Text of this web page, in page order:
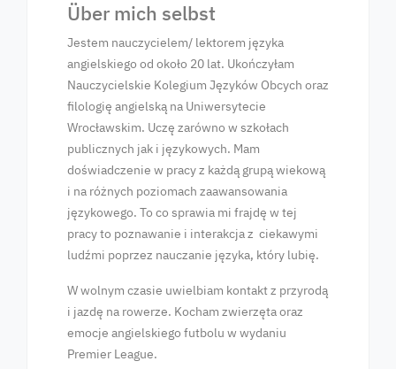
Über mich selbst
Jestem nauczycielem/ lektorem języka
angielskiego od około 20 lat. Ukończyłam
Nauczycielskie Kolegium Języków Obcych oraz
filologię angielską na Uniwersytecie
Wrocławskim. Uczę zarówno w szkołach
publicznych jak i językowych. Mam
doświadczenie w pracy z każdą grupą wiekową
i na różnych poziomach zaawansowania
językowego. To co sprawia mi frajdę w tej
pracy to poznawanie i interakcja z ciekawymi
ludźmi poprzez nauczanie języka, który lubię.
W wolnym czasie uwielbiam kontakt z przyrodą
i jazdę na rowerze. Kocham zwierzęta oraz
emocje angielskiego futbolu w wydaniu
Premier League.